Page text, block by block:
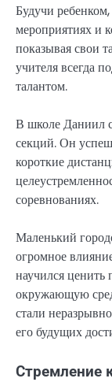
Будучи
мероприятиях и
показывая свои
учителя всегда
талантом.
В школе Даниил
секций. Он
короткие
соревнованиях.
Маленький
огромное
научился ценить
окружающую
стали
его будущих
Стремление